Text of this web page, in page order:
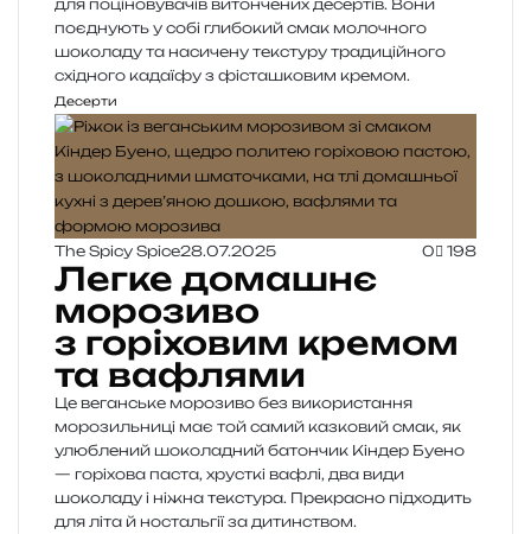
для поціновувачів витончених десертів. Вони
поєднують у собі глибокий смак молочного
шоколаду та насичену текстуру традиційного
східного кадаїфу з фісташковим кремом.
Десерти
The Spicy Spice28.07.2025 0 198
Легке домашнє
морозиво
з горіховим кремом
та вафлями
Це веганське морозиво без використання
морозильниці має той самий казковий смак, як
улюблений шоколадний батончик Кіндер Буено
— горіхова паста, хрусткі вафлі, два види
шоколаду і ніжна текстура. Прекрасно підходить
для літа й ностальгії за дитинством.